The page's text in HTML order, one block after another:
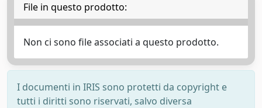
File in questo prodotto:
Non ci sono file associati a questo prodotto.
I documenti in IRIS sono protetti da copyright e
tutti i diritti sono riservati, salvo diversa